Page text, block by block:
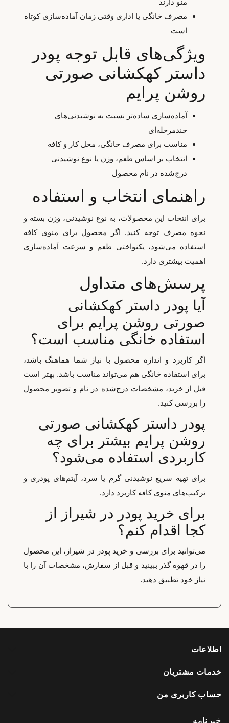
منو دارند
مصرف خانگی یا اداری وقتی زمان آماده‌سازی کوتاه
است
ویژگی‌های قابل توجه پودر
داستر کهکشانی صورتی
روشن پرایم
آماده‌سازی ساده‌تر نسبت به نوشیدنی‌های
چندمرحله‌ای
مناسب برای مصرف خانگی، محل کار و کافه
انتخاب بر اساس طعم، وزن یا نوع نوشیدنی
درج‌شده در نام محصول
راهنمای انتخاب و استفاده
برای انتخاب این محصولات، به نوع نوشیدنی، وزن بسته و
نحوه مصرف توجه کنید. اگر محصول برای منوی کافه
استفاده می‌شود، یکنواختی طعم و سرعت آماده‌سازی
اهمیت بیشتری دارد.
پرسش‌های متداول
آیا پودر داستر کهکشانی
صورتی روشن پرایم برای
استفاده خانگی مناسب است؟
اگر کاربرد و اندازه محصول با نیاز شما هماهنگ باشد،
برای استفاده خانگی هم می‌تواند مناسب باشد. بهتر است
قبل از خرید، مشخصات درج‌شده در نام و تصویر محصول
را بررسی کنید.
پودر داستر کهکشانی صورتی
روشن پرایم بیشتر برای چه
کاربردی استفاده می‌شود؟
برای تهیه سریع نوشیدنی گرم یا سرد، آیتم‌های پودری و
ترکیب‌های منوی کافه کاربرد دارد.
برای خرید پودر در شیراز از
کجا اقدام کنم؟
می‌توانید برای بررسی و خرید پودر در شیراز، این محصول
را در قهوه گذر ببینید و قبل از سفارش، مشخصات آن را با
نیاز خود تطبیق دهید.
اطلاعات
خدمات مشتریان
حساب کاربری من
خبرنامه